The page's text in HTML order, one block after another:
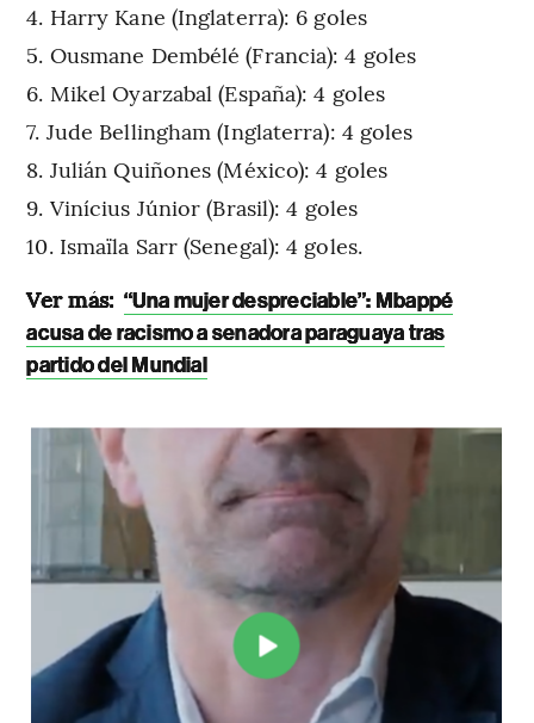
Harry Kane (Inglaterra): 6 goles
Ousmane Dembélé (Francia): 4 goles
Mikel Oyarzabal (España): 4 goles
Jude Bellingham (Inglaterra): 4 goles
Julián Quiñones (México): 4 goles
Vinícius Júnior (Brasil): 4 goles
Ismaïla Sarr (Senegal): 4 goles.
Ver más: “Una mujer despreciable”: Mbappé
acusa de racismo a senadora paraguaya tras
partido del Mundial